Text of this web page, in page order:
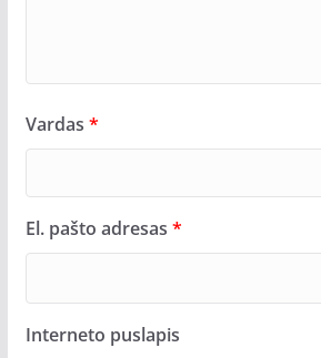
Vardas *
El. pašto adresas *
Interneto puslapis